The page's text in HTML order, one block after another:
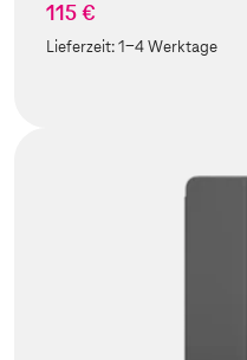
115 €
Lieferzeit:1-4 Werktage